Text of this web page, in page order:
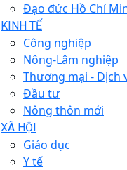
Đạo đức Hồ Chí
KINH TẾ
Công nghiệp
Nông-Lâm nghiệp
Thương mại - Dịch
Đầu tư
Nông thôn mới
XÃ HỘI
Giáo dục
Y tế